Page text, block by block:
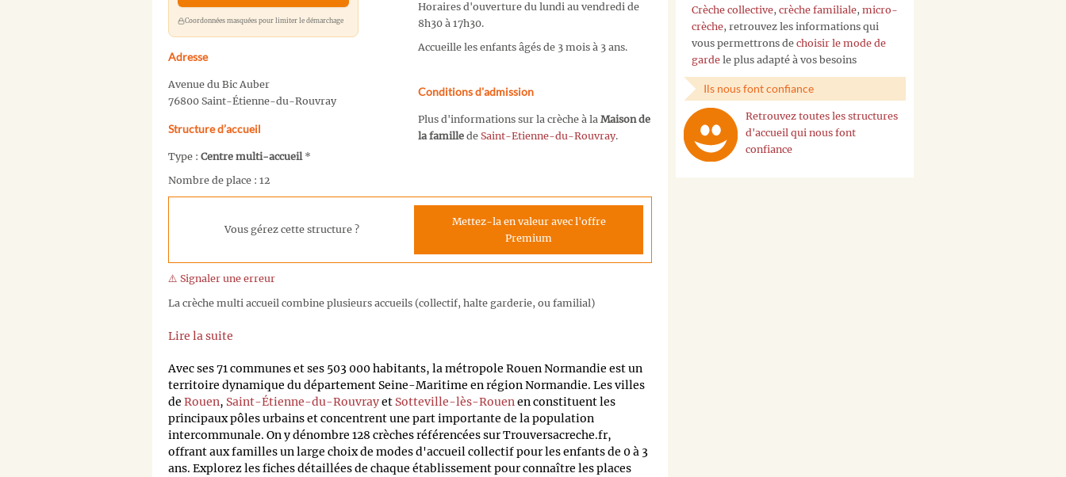
Coordonnées masquées pour limiter le démarchage
Adresse
Avenue du Bic Auber
76800 Saint-Étienne-du-Rouvray
Structure d’accueil
Type : Centre multi-accueil *
Nombre de place : 12
Horaires d'ouverture du lundi au vendredi de
8h30 à 17h30.
Accueille les enfants âgés de 3 mois à 3 ans.
Conditions d'admission
Plus d'informations sur la crèche à la Maison de
la famillede Saint-Etienne-du-Rouvray.
Vous gérez cette structure ?
Mettez-la en valeur avec l'offre
Premium
⚠️ Signaler une erreur
La crèche multi accueil combine plusieurs accueils (collectif, halte garderie, ou familial)
Lire la suite
Avec ses 71 communes et ses 503 000 habitants, la métropole Rouen Normandie est un
territoire dynamique du département Seine-Maritime en région Normandie. Les villes
de Rouen, Saint-Étienne-du-Rouvrayet Sotteville-lès-Rouenen constituent les
principaux pôles urbains et concentrent une part importante de la population
intercommunale. On y dénombre 128 crèches référencées sur Trouversacreche.fr,
offrant aux familles un large choix de modes d'accueil collectif pour les enfants de 0 à 3
ans. Explorez les fiches détaillées de chaque établissement pour connaître les places
Crèche collective, crèche familiale, micro-
crèche, retrouvez les informations qui
vous permettrons de choisir le mode de
garde le plus adapté à vos besoins
Ils nous font confiance
Retrouvez toutes les structures
d'accueil qui nous font
confiance